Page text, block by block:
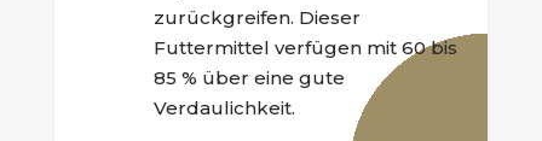
zurückgreifen. Dieser
Futtermittel verfügen mit 60 bis
85 % über eine gute
Verdaulichkeit.